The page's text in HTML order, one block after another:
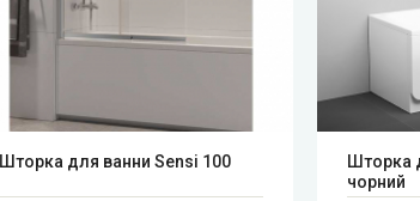
Шторка для ванни Sensi 100
Шторка
чорний